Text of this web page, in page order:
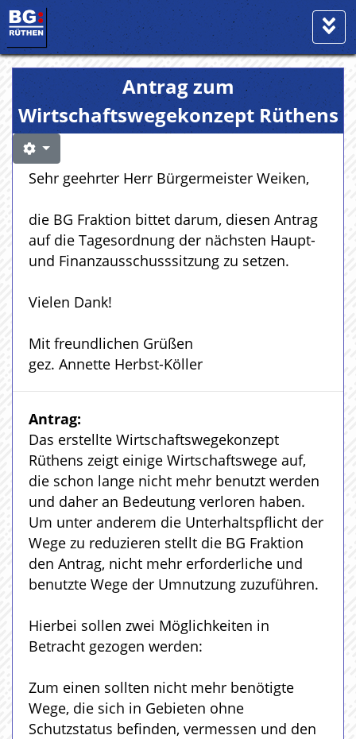
Antrag zum
Wirtschaftswegekonzept Rüthens
Sehr geehrter Herr Bürgermeister Weiken,
die BG Fraktion bittet darum, diesen Antrag
auf die Tagesordnung der nächsten Haupt-
und Finanzausschusssitzung zu setzen.
Vielen Dank!
Mit freundlichen Grüßen
gez. Annette Herbst-Köller
Antrag:
Das erstellte Wirtschaftswegekonzept
Rüthens zeigt einige Wirtschaftswege auf,
die schon lange nicht mehr benutzt werden
und daher an Bedeutung verloren haben.
Um unter anderem die Unterhaltspflicht der
Wege zu reduzieren stellt die BG Fraktion
den Antrag, nicht mehr erforderliche und
benutzte Wege der Umnutzung zuzuführen.
Hierbei sollen zwei Möglichkeiten in
Betracht gezogen werden:
Zum einen sollten nicht mehr benötigte
Wege, die sich in Gebieten ohne
Schutzstatus befinden, vermessen und den